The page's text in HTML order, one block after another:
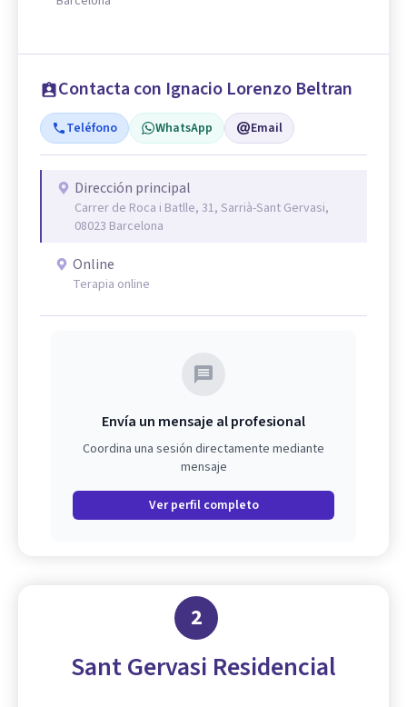
Contacta con Ignacio Lorenzo Beltran
Teléfono WhatsApp Email
Dirección principal
Carrer de Roca i Batlle, 31, Sarrià-Sant Gervasi,
08023 Barcelona
Online
Terapia online
Envía un mensaje al profesional
Coordina una sesión directamente mediante
mensaje
Ver perfil completo
2
Sant Gervasi Residencial